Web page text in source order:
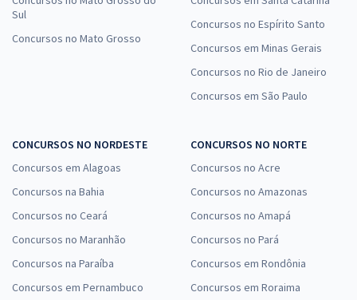
Sul
Concursos no Mato Grosso
Concursos no Espírito Santo
Concursos em Minas Gerais
Concursos no Rio de Janeiro
Concursos em São Paulo
CONCURSOS NO NORDESTE
Concursos em Alagoas
Concursos na Bahia
Concursos no Ceará
Concursos no Maranhão
Concursos na Paraíba
Concursos em Pernambuco
CONCURSOS NO NORTE
Concursos no Acre
Concursos no Amazonas
Concursos no Amapá
Concursos no Pará
Concursos em Rondônia
Concursos em Roraima